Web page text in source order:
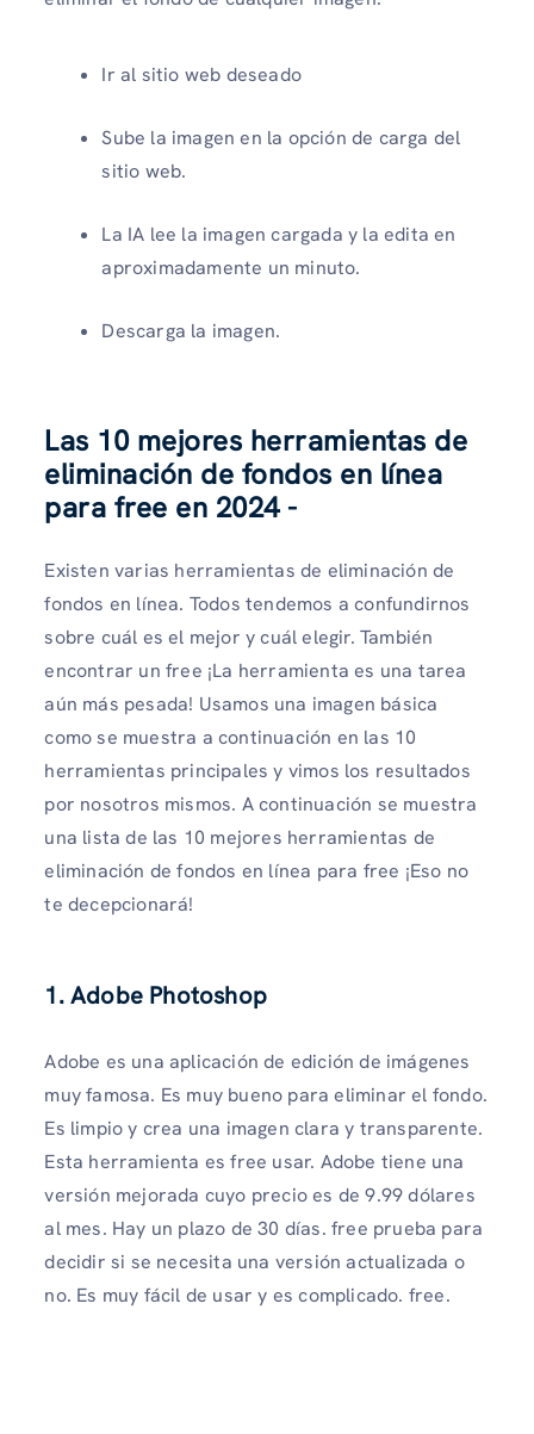
Ir al sitio web deseado
Sube la imagen en la opción de carga del
sitio web.
La IA lee la imagen cargada y la edita en
aproximadamente un minuto.
Descarga la imagen.
Las 10 mejores herramientas de
eliminación de fondos en línea
para free en 2024 -
Existen varias herramientas de eliminación de
fondos en línea. Todos tendemos a confundirnos
sobre cuál es el mejor y cuál elegir. También
encontrar un free ¡La herramienta es una tarea
aún más pesada! Usamos una imagen básica
como se muestra a continuación en las 10
herramientas principales y vimos los resultados
por nosotros mismos. A continuación se muestra
una lista de las 10 mejores herramientas de
eliminación de fondos en línea para free ¡Eso no
te decepcionará!
1. Adobe Photoshop
Adobe es una aplicación de edición de imágenes
muy famosa. Es muy bueno para eliminar el fondo.
Es limpio y crea una imagen clara y transparente.
Esta herramienta es free usar. Adobe tiene una
versión mejorada cuyo precio es de 9.99 dólares
al mes. Hay un plazo de 30 días. free prueba para
decidir si se necesita una versión actualizada o
no. Es muy fácil de usar y es complicado. free.